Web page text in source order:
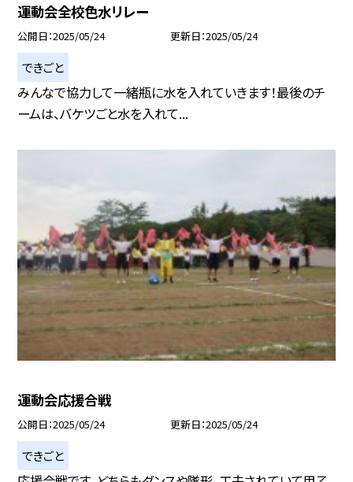
運動会全校色水リレー
公開日 2025/05/24 更新日 2025/05/24
できごと
みんなで協力して一緒瓶に水を入れていきます！最後のチ
ームは、バケツごと水を入れて...
運動会応援合戦
公開日 2025/05/24 更新日 2025/05/24
できごと